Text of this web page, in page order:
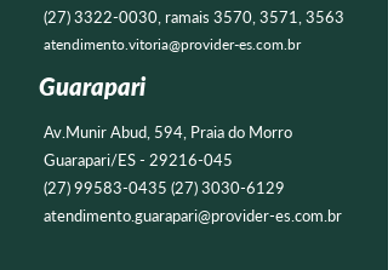
(27) 3322-0030 , ramais 3570, 3571, 3563
atendimento.vitoria@provider-es.com.br
Guarapari
Av.Munir Abud, 594, Praia do Morro
Guarapari/ES - 29216-045
(27) 99583-0435 (27) 3030-6129
atendimento.guarapari@provider-es.com.br